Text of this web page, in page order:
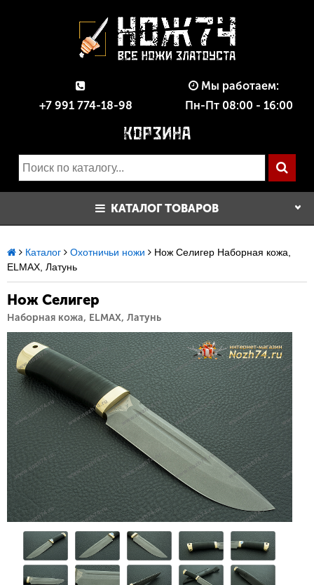
+7 991 774-18-98
Мы работаем:
Пн-Пт 08:00 - 16:00
КАТАЛОГ ТОВАРОВ
Каталог Охотничьи ножи
Нож Селигер Наборная кожа,
ELMAX, Латунь
Нож Селигер
Наборная кожа, ELMAX, Латунь